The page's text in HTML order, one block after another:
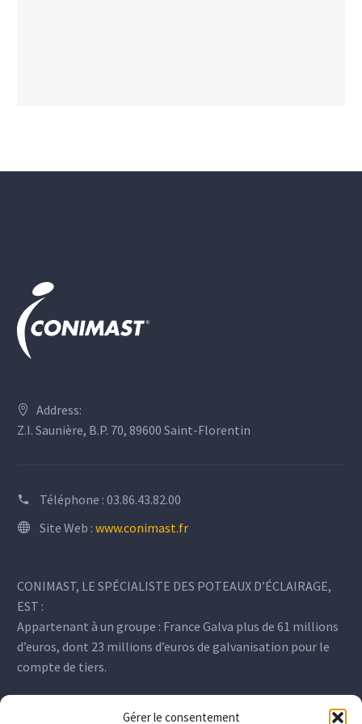
Gérer le consentement
Address:
Z.I. Saunière, B.P. 70, 89600 Saint-Florentin
Téléphone : 03.86.43.82.00
Site Web : www.conimast.fr
CONIMAST, LE SPÉCIALISTE DES POTEAUX D’ÉCLAIRAGE,
EST :
Appartenant à un groupe : France Galva plus de 61 millions
d’euros, dont 23 millions d’euros de galvanisation pour le
compte de tiers.